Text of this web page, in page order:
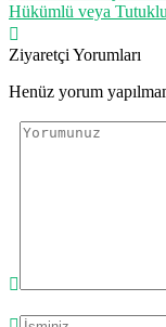
Hükümlü veya
Ziyaretçi Yorumları
Henüz yorum